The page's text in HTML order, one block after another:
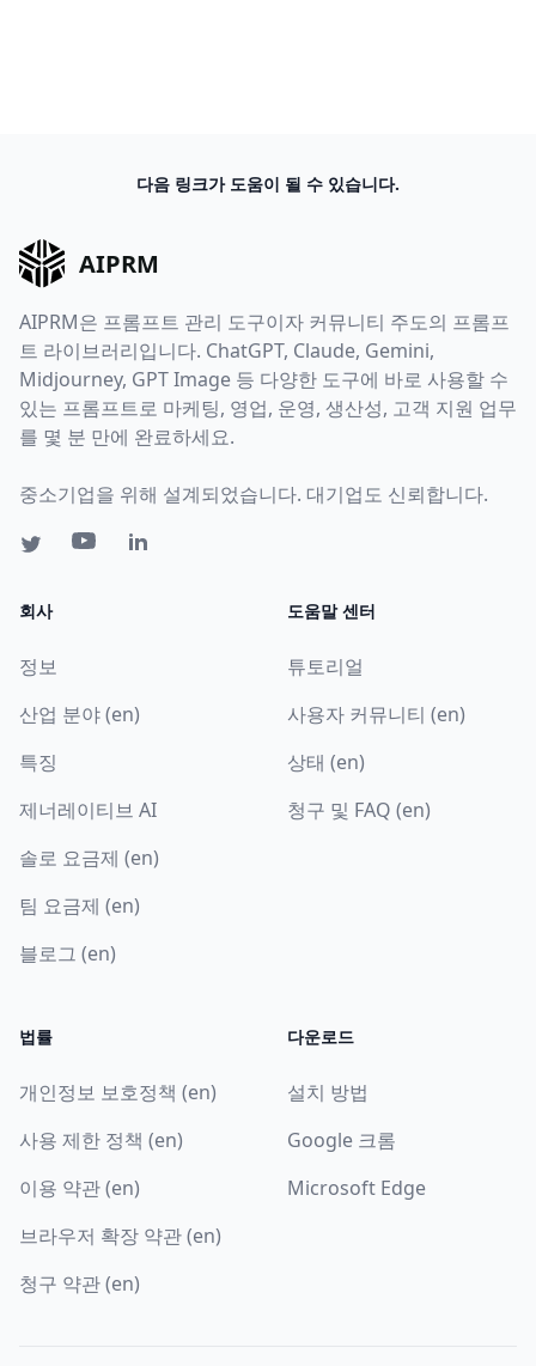
다음 링크가 도움이 될 수 있습니다.
AIPRM
AIPRM은 프롬프트 관리 도구이자 커뮤니티 주도의 프롬프
트 라이브러리입니다. ChatGPT, Claude, Gemini,
Midjourney, GPT Image 등 다양한 도구에 바로 사용할 수
있는 프롬프트로 마케팅, 영업, 운영, 생산성, 고객 지원 업무
를 몇 분 만에 완료하세요.
중소기업을 위해 설계되었습니다. 대기업도 신뢰합니다.
회사
정보
산업 분야 (en)
특징
제너레이티브 AI
솔로 요금제 (en)
팀 요금제 (en)
블로그 (en)
도움말 센터
튜토리얼
사용자 커뮤니티 (en)
상태 (en)
청구 및 FAQ (en)
법률
개인정보 보호정책 (en)
사용 제한 정책 (en)
이용 약관 (en)
브라우저 확장 약관 (en)
청구 약관 (en)
다운로드
설치 방법
Google 크롬
Microsoft Edge